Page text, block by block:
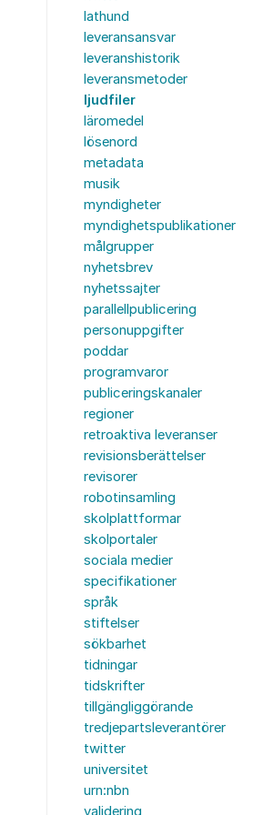
lathund
leveransansvar
leveranshistorik
leveransmetoder
ljudfiler
läromedel
lösenord
metadata
musik
myndigheter
myndighetspublikationer
målgrupper
nyhetsbrev
nyhetssajter
parallellpublicering
personuppgifter
poddar
programvaror
publiceringskanaler
regioner
retroaktiva leveranser
revisionsberättelser
revisorer
robotinsamling
skolplattformar
skolportaler
sociala medier
specifikationer
språk
stiftelser
sökbarhet
tidningar
tidskrifter
tillgängliggörande
tredjepartsleverantörer
twitter
universitet
urn:nbn
validering